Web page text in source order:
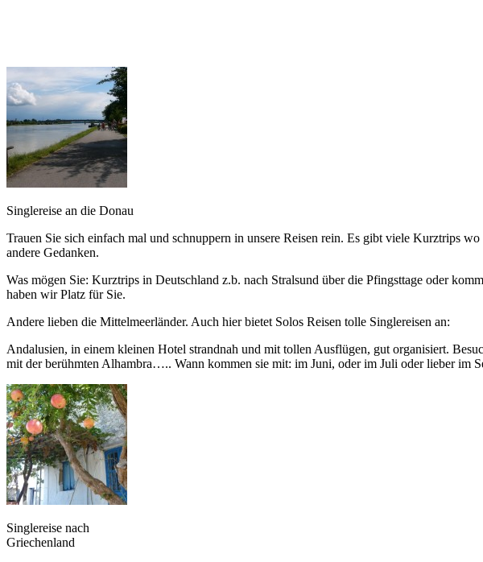
Singlereise an die Donau
Trauen Sie sich einfach mal und schnuppern in unsere Reisen rein. Es gibt viele Kurztrips
andere Gedanken.
Was mögen Sie: Kurztrips in Deutschland z.b. nach Stralsund über die Pfingsttage oder
haben wir Platz für Sie.
Andere lieben die Mittelmeerländer. Auch hier bietet Solos Reisen tolle Singlereisen an:
Andalusien, in einem kleinen Hotel strandnah und mit tollen Ausflügen, gut organisiert.
mit der berühmten Alhambra….. Wann kommen sie mit: im Juni, oder im Juli oder lieber im
Singlereise nach
Griechenland